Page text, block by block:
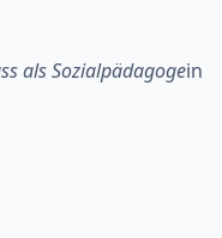
als Sozialpädagogein